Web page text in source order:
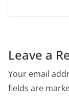
Leave a
Your email
fields are